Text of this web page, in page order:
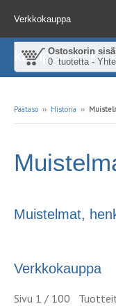
Verkkokauppa
Ostoskorin
0 tuotetta -
Päätaso ›› Historia ››
Muistelmat,
Verkkokauppa
Sivu 1 / 100